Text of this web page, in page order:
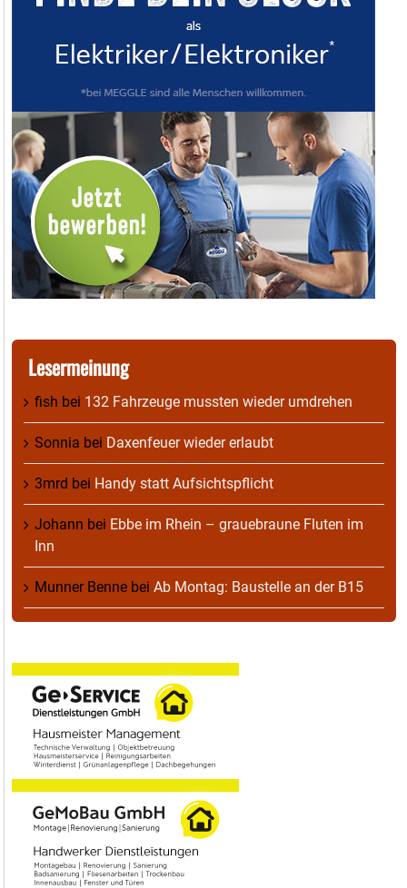
Lesermeinung
fish bei 132 Fahrzeuge mussten wieder umdrehen
Sonnia bei Daxenfeuer wieder erlaubt
3mrd bei Handy statt Aufsichtspflicht
Johann bei Ebbe im Rhein – grauebraune Fluten im
Inn
Munner Benne bei Ab Montag: Baustelle an der B15